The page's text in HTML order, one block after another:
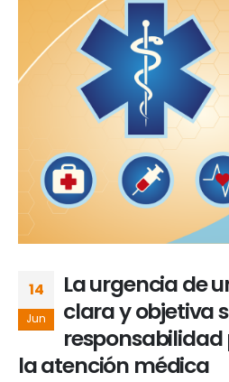
14
Jun
La urgencia de
clara y objetiva
la atención médica